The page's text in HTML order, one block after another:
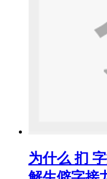
为什么 扪